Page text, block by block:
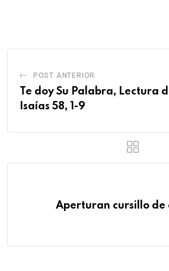
POST ANTERIOR
Te doy Su Palabra, Lectura
Isaías 58, 1-9
Aperturan cursillo de